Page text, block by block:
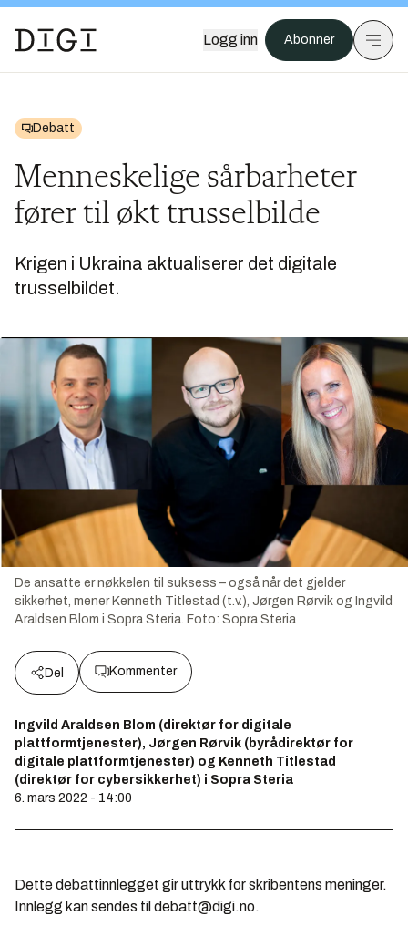
Logg inn Abonner
Debatt
Menneskelige sårbarheter
fører til økt trusselbilde
Krigen i Ukraina aktualiserer det digitale
trusselbildet.
De ansatte er nøkkelen til suksess – også når det gjelder
sikkerhet, mener Kenneth Titlestad (t.v.), Jørgen Rørvik og Ingvild
Araldsen Blom i Sopra Steria. Foto: Sopra Steria
Del Kommenter
Ingvild Araldsen Blom (direktør for digitale
plattformtjenester), Jørgen Rørvik (byrådirektør for
digitale plattformtjenester) og Kenneth Titlestad
(direktør for cybersikkerhet) i Sopra Steria
6. mars 2022 - 14:00
Dette debattinnlegget gir uttrykk for skribentens meninger.
Innlegg kan sendes til debatt@digi.no.